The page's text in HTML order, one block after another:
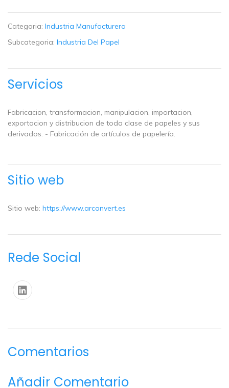
Categoria: Industria Manufacturera
Subcategoria: Industria Del Papel
Servicios
Fabricacion, transformacion, manipulacion, importacion,
exportacion y distribucion de toda clase de papeles y sus
derivados. - Fabricación de artículos de papelería.
Sitio web
Sitio web: https://www.arconvert.es
Rede Social
Comentarios
Añadir Comentario